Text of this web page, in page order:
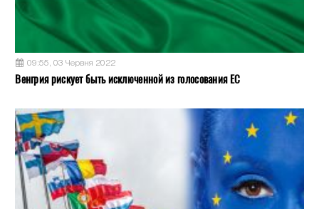
09:55, 03 Червня 2022
Венгрия рискует быть исключенной из голосования ЕС